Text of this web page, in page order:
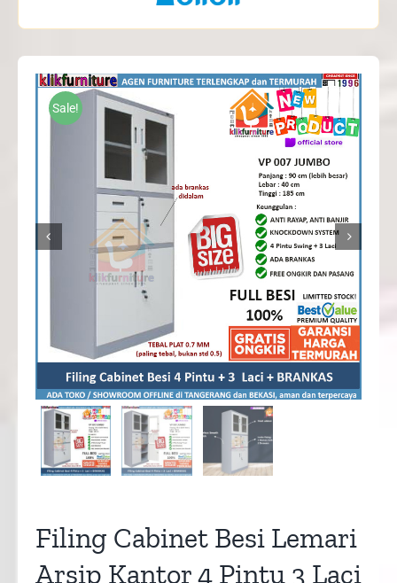
Sale!
 
Filing Cabinet Besi Lemari
Arsip Kantor 4 Pintu 3 Laci